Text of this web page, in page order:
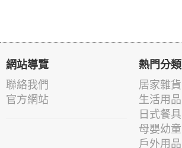
網站導覽
聯絡我們
官方網站
熱門分類
居家雜貨
生活用品
日式餐具
母嬰幼童
戶外用品